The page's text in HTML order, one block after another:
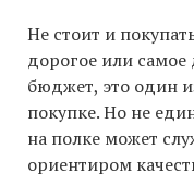
Не стоит и
дорогое или
бюджет, это один
покупке. Но не
на полке может
ориентиром